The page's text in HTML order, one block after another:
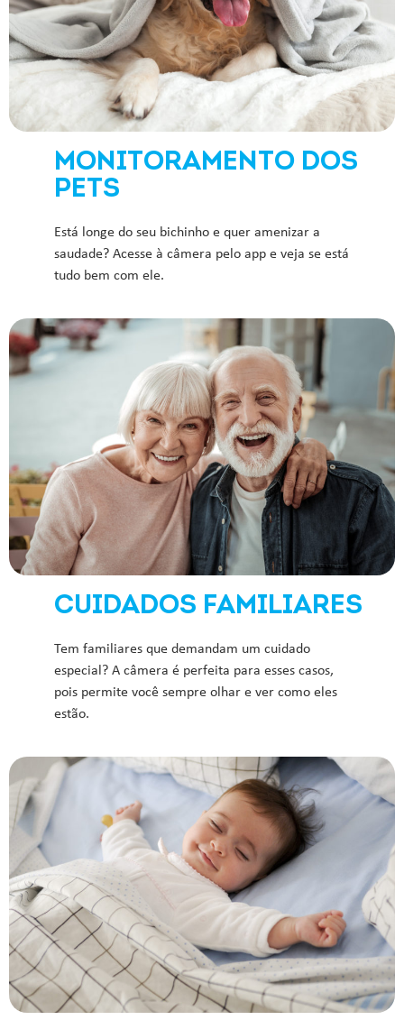
MONITORAMENTO DOS
PETS
Está longe do seu bichinho e quer amenizar a
saudade? Acesse à câmera pelo app e veja se está
tudo bem com ele.
CUIDADOS FAMILIARES
Tem familiares que demandam um cuidado
especial? A câmera é perfeita para esses casos,
pois permite você sempre olhar e ver como eles
estão.